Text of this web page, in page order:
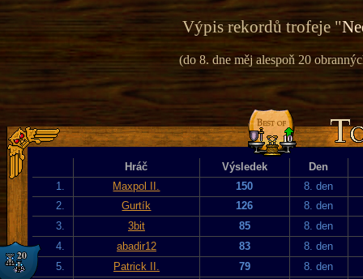
Výpis rekordů trofeje "
(do 8. dne měj alespoň 20
Hráč Výsledek
Den
1.
Maxpol II. 150
8. den
2.
Gurtík 126
8. den
3.
3bit 85
8. den
4.
abadir12 83
8. den
5.
Patrick II. 79
8. den